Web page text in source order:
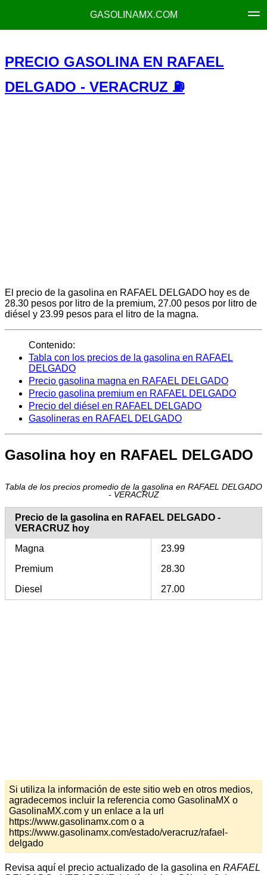
GASOLINAMX.COM
PRECIO GASOLINA EN RAFAEL
DELGADO - VERACRUZ ⛽
El precio de la gasolina en RAFAEL DELGADO hoy es de
28.30 pesos por litro de la premium, 27.00 pesos por litro de
diésel y 23.99 pesos para el litro de la magna.
Contenido:
Tabla con los precios de la gasolina en RAFAEL
DELGADO
Precio gasolina magna en RAFAEL DELGADO
Precio gasolina premium en RAFAEL DELGADO
Precio del diésel en RAFAEL DELGADO
Gasolineras en RAFAEL DELGADO
Gasolina hoy en RAFAEL DELGADO
Tabla de los precios promedio de la gasolina en RAFAEL DELGADO
- VERACRUZ
Precio de la gasolina en RAFAEL DELGADO -
VERACRUZ hoy
Magna
23.99
Premium
28.30
Diesel
27.00
Si utiliza la información de este sitio web en otros medios,
agradecemos incluir la referencia como GasolinaMX o
GasolinaMX.com y un enlace a la url
https://www.gasolinamx.com o a
https://www.gasolinamx.com/estado/veracruz/rafael-
delgado
Revisa aquí el precio actualizado de la gasolina en RAFAEL